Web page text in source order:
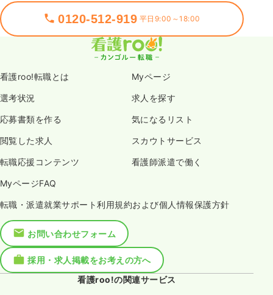
0120-512-919 平日9:00～18:00
看護roo!転職とは Myページ
選考状況 求人を探す
応募書類を作る 気になるリスト
閲覧した求人 スカウトサービス
転職応援コンテンツ 看護師派遣で働く
MyページFAQ
転職・派遣就業サポート利用規約および個人情報保護方針
お問い合わせフォーム
採用・求人掲載をお考えの方へ
看護roo!の関連サービス